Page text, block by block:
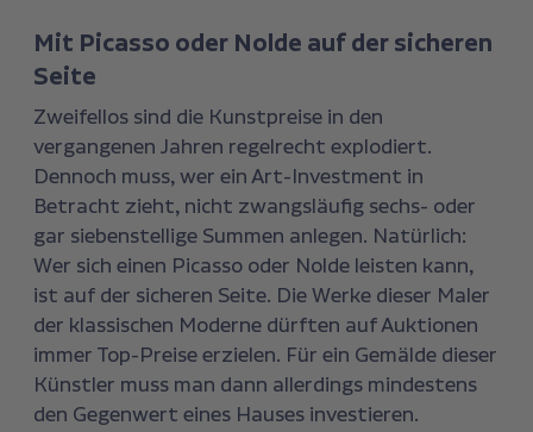
Mit Picasso oder Nolde auf der sicheren
Seite
Zweifellos sind die Kunstpreise in den
vergangenen Jahren regelrecht explodiert.
Dennoch muss, wer ein Art-Investment in
Betracht zieht, nicht zwangsläufig sechs- oder
gar siebenstellige Summen anlegen. Natürlich:
Wer sich einen Picasso oder Nolde leisten kann,
ist auf der sicheren Seite. Die Werke dieser Maler
der klassischen Moderne dürften auf Auktionen
immer Top-Preise erzielen. Für ein Gemälde dieser
Künstler muss man dann allerdings mindestens
den Gegenwert eines Hauses investieren.